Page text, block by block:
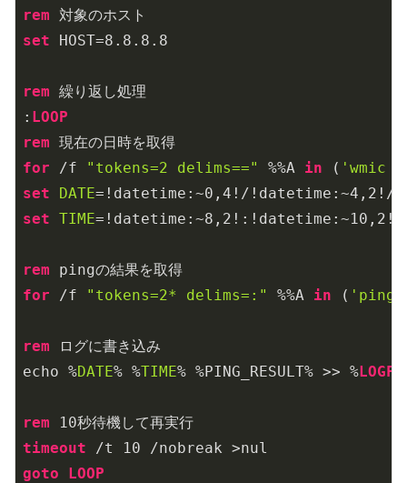
rem
set HOST=8.8 .8 .8
rem 繰り返し処理
: LOOP
rem
for /f "tokens=2 delims==" %%A in ( 'wmic
set
DATE=!datetime:~0 , 4 !/!datetime:~4 , 2 !/
set TIME=!datetime:~8 , 2 !:!datetime:~10 , 2
rem
for /f "tokens=2* delims=:" %%A in ( 'ping
rem ログに書き込み
echo %DATE% %TIME% %PING_RESULT% >> %
rem 10
timeout /t 10
goto
LOOP